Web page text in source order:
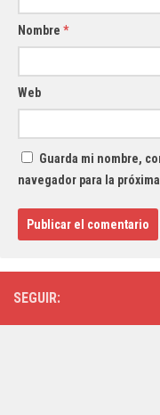
Nombre *
Web
Guarda mi nombre,
navegador para la
SEGUIR: